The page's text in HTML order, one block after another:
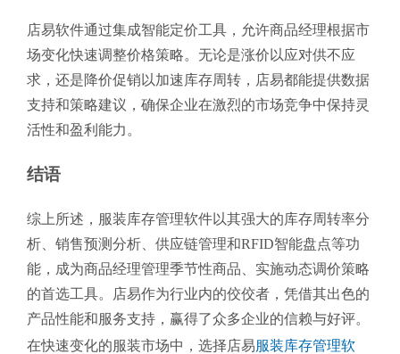
店易软件通过集成智能定价工具，允许商品经理根据市
场变化快速调整价格策略。无论是涨价以应对供不应
求，还是降价促销以加速库存周转，店易都能提供数据
支持和策略建议，确保企业在激烈的市场竞争中保持灵
活性和盈利能力。
结语
综上所述，服装库存管理软件以其强大的库存周转率分
析、销售预测分析、供应链管理和RFID智能盘点等功
能，成为商品经理管理季节性商品、实施动态调价策略
的首选工具。店易作为行业内的佼佼者，凭借其出色的
产品性能和服务支持，赢得了众多企业的信赖与好评。
在快速变化的服装市场中，选择店易服装库存管理软